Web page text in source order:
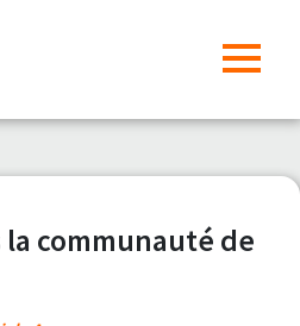
communauté de